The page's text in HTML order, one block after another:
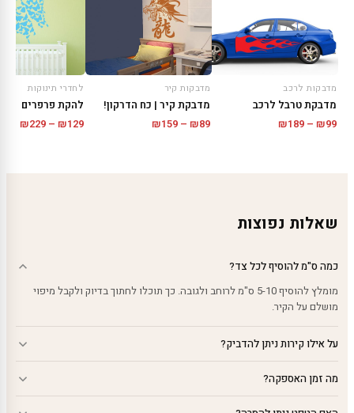
מדבקות לרכב
מדבקת טרבל לרכב
₪99
–
₪189
מדבקות קיר
מדבקת קיר | כח הדרקון!
₪89
–
₪159
לחדרי תינוקות
להקת פרפרים
₪129
–
₪229
שאלות נפוצות
כמה ס"מ להוסיף לכל צד?
מומלץ להוסיף 5-10 ס"מ לרוחב ולגובה. כך תוכלו לחתוך בדיוק ולקבל מיפוי
מושלם על הקיר.
על אילו קירות ניתן להדביק?
מה זמן האספקה?